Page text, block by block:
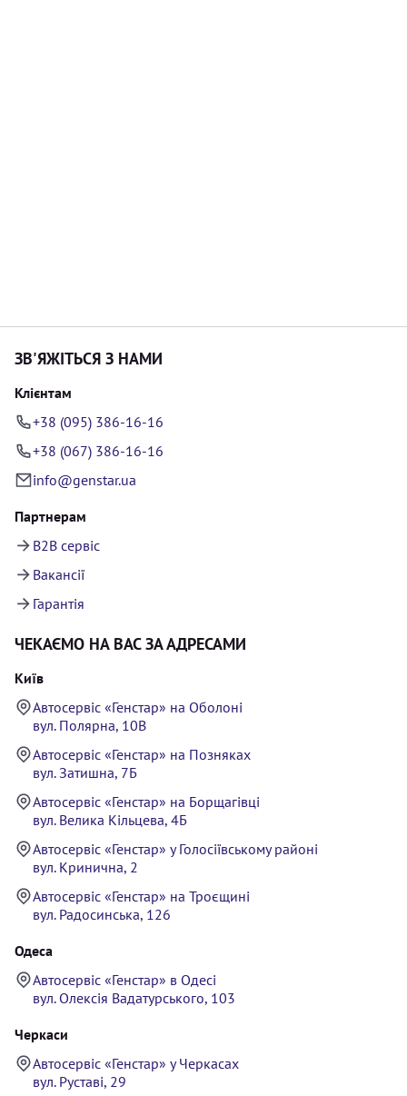
ЗВ'ЯЖІТЬСЯ З НАМИ
Клієнтам
+38 (095) 386-16-16
+38 (067) 386-16-16
info@genstar.ua
Партнерам
B2B сервіс
Вакансії
Гарантія
ЧЕКАЄМО НА ВАС ЗА АДРЕСАМИ
Київ
Автосервіс «Генстар» на Оболоні
вул. Полярна, 10В
Автосервіс «Генстар» на Позняках
вул. Затишна, 7Б
Автосервіс «Генстар» на Борщагівці
вул. Велика Кільцева, 4Б
Автосервіс «Генстар» у Голосіївському районі
вул. Кринична, 2
Автосервіс «Генстар» на Троєщині
вул. Радосинська, 126
Одеса
Автосервіс «Генстар» в Одесі
вул. Олексія Вадатурського, 103
Черкаси
Автосервіс «Генстар» у Черкасах
вул. Руставі, 29